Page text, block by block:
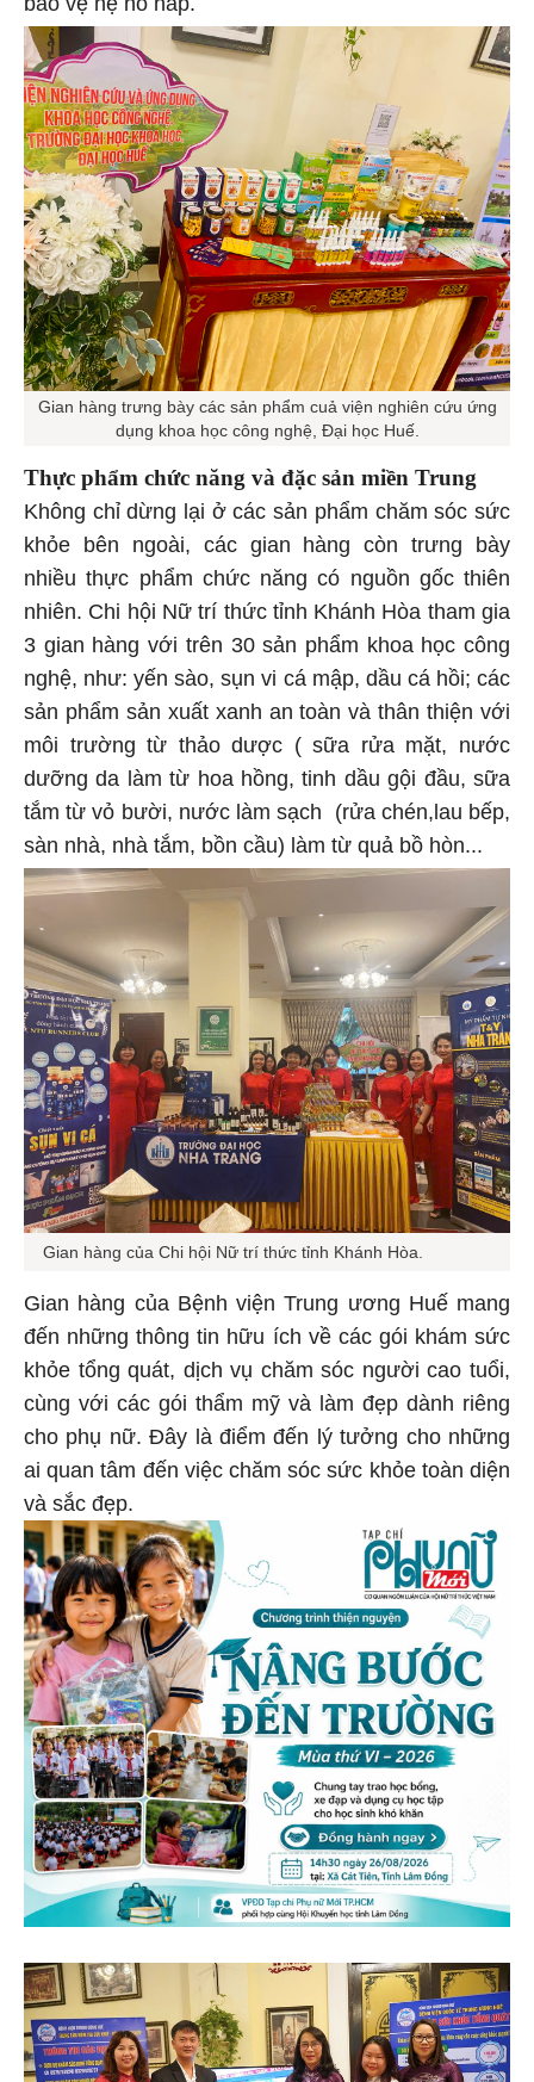
bảo vệ hệ hô hấp.
Gian hàng trưng bày các sản phẩm cuả viện nghiên cứu ứng
dụng khoa học công nghệ, Đại học Huế.
Thực phẩm chức năng và đặc sản miền Trung
Không chỉ dừng lại ở các sản phẩm chăm sóc sức
khỏe bên ngoài, các gian hàng còn trưng bày
nhiều thực phẩm chức năng có nguồn gốc thiên
nhiên. Chi hội Nữ trí thức tỉnh Khánh Hòa tham gia
3 gian hàng với trên 30 sản phẩm khoa học công
nghệ, như: yến sào, sụn vi cá mập, dầu cá hồi; các
sản phẩm sản xuất xanh an toàn và thân thiện với
môi trường từ thảo dược ( sữa rửa mặt, nước
dưỡng da làm từ hoa hồng, tinh dầu gội đầu, sữa
tắm từ vỏ bười, nước làm sạch (rửa chén,lau bếp,
sàn nhà, nhà tắm, bồn cầu) làm từ quả bồ hòn...
Gian hàng của Chi hội Nữ trí thức tỉnh Khánh Hòa.
Gian hàng của Bệnh viện Trung ương Huế mang
đến những thông tin hữu ích về các gói khám sức
khỏe tổng quát, dịch vụ chăm sóc người cao tuổi,
cùng với các gói thẩm mỹ và làm đẹp dành riêng
cho phụ nữ. Đây là điểm đến lý tưởng cho những
ai quan tâm đến việc chăm sóc sức khỏe toàn diện
và sắc đẹp.